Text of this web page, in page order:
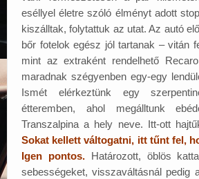
eséllyel életre szóló élményt adott
kiszálltak, folytattuk az utat. Az autó
bőr fotelok egész jól tartanak – vitán
mint az extraként rendelhető
maradnak szégyenben egy-egy
Ismét elérkeztünk egy
étteremben, ahol megálltunk
Transzalpina a hely neve. Itt-ott
Sokat kellett váltogatni, itt tűnt fel,
Igen pontos.Határozott, öblös
sebességeket, visszaváltásnál pedig